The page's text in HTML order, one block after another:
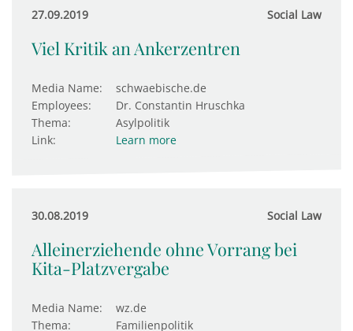
27.09.2019 Social Law
Viel Kritik an Ankerzentren
Media Name:
schwaebische.de
Employees:
Dr. Constantin Hruschka
Thema:
Asylpolitik
Link:
Learn more
30.08.2019 Social Law
Alleinerziehende ohne Vorrang bei
Kita-Platzvergabe
Media Name:
wz.de
Thema:
Familienpolitik